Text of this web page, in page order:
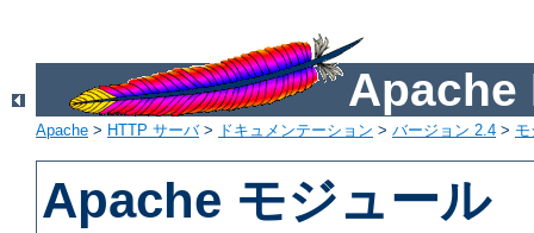
Apache
Apache > HTTP サーバ> ドキュメンテーション > バージョン 2.4 >
Apache モジュール